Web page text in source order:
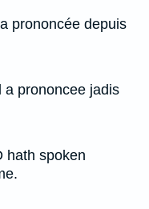
prononcée depuis
a prononcee jadis
hath spoken